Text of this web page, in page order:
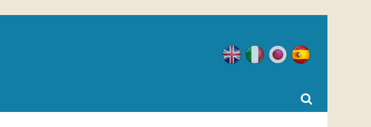
Inglés ItalianoJaponés